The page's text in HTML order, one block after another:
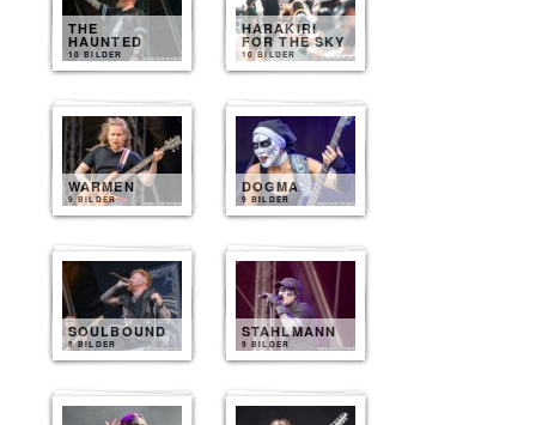
THE
HAUNTED
10 BILDER
HARAKIRI
FOR THE SKY
10 BILDER
WARMEN
9 BILDER
DOGMA
9 BILDER
SOULBOUND
9 BILDER
STAHLMANN
9 BILDER